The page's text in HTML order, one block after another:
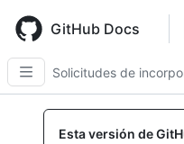
main
content
GitHub Docs
Solicitudes de
Esta versión de